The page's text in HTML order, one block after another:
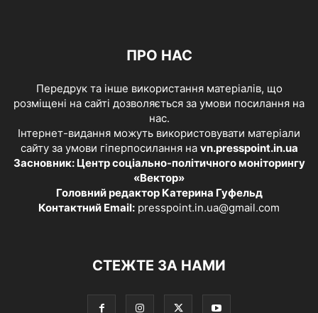
ПРО НАС
Передрук та інше використання матеріалів, що
розміщені на сайті дозволяється за умови посилання на
нас.
Інтернет-видання можуть використовувати матеріали
сайту за умови гіперпосилання на vn.presspoint.in.ua
Засновник: Центр соціально-політичного моніторингу
«Вектор»
Головний редактор Катерина Гуфельд
Контактний Email: presspoint.in.ua@gmail.com
СТЕЖТЕ ЗА НАМИ